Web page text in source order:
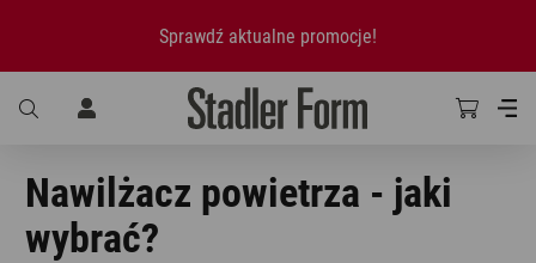
Sprawdź aktualne promocje!
Nawilżacz powietrza - jaki
wybrać?